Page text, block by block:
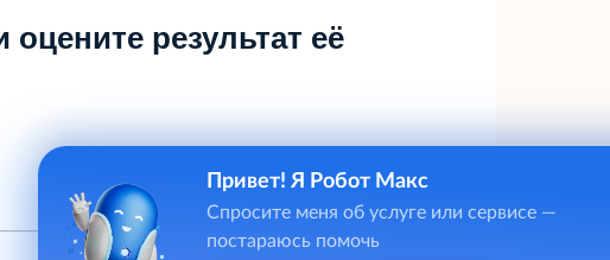
результат её
Привет! Я Робот Макс
Спросите меня об услуге или сервисе —
постараюсь помочь